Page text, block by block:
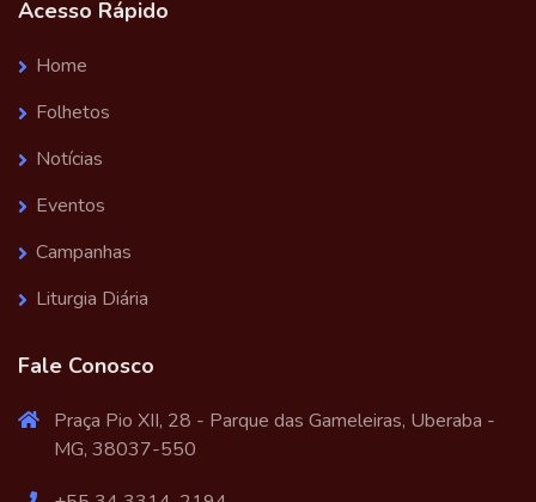
Acesso Rápido
Home
Folhetos
Notícias
Eventos
Campanhas
Liturgia Diária
Fale Conosco
Praça Pio XII, 28 - Parque das Gameleiras, Uberaba -
MG, 38037-550